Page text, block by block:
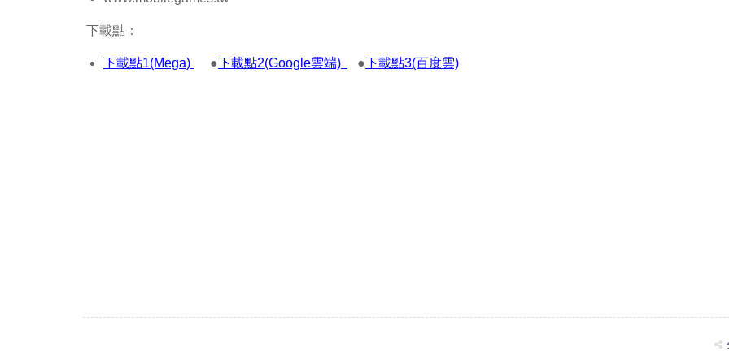
下載點：
下載點1(Mega) ●下載點2(Google雲端) ●下載點3(百度雲)